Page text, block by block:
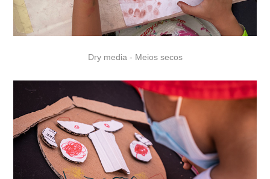
Dry media - Meios secos